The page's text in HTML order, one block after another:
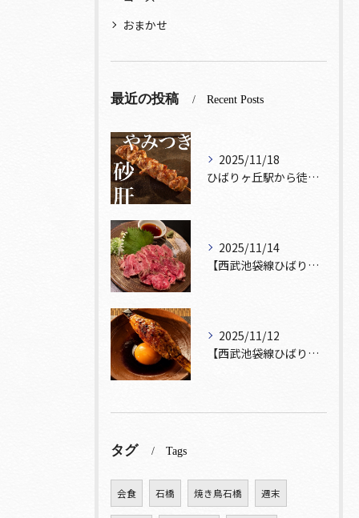
おまかせ
最近の投稿 Recent Posts
2025/11/18
ひばりヶ丘駅から徒歩5分🚶‍♀️雰囲気の良い居酒屋をお探しな...
2025/11/14
【西武池袋線ひばりヶ丘駅】から徒歩5分🚶
2025/11/12
【西武池袋線ひばりヶ丘駅】から徒歩5分圏内🚶‍♀️！
タグ Tags
会食 石橋 焼き鳥石橋 週末